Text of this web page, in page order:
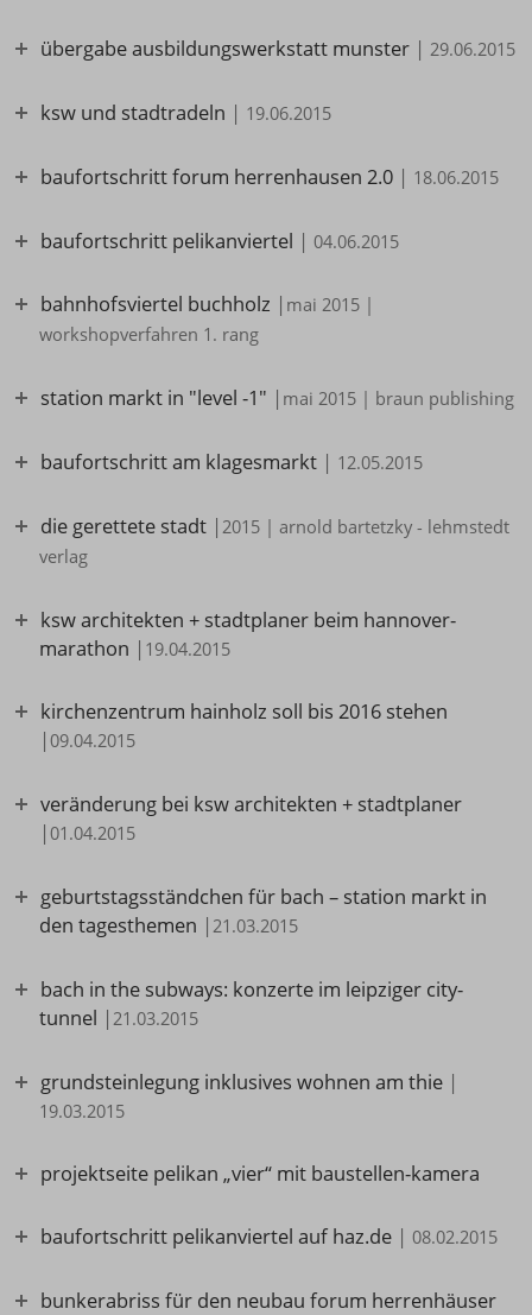
übergabe ausbildungswerkstatt munster | 29.06.2015
ksw und stadtradeln | 19.06.2015
baufortschritt forum herrenhausen 2.0 | 18.06.2015
baufortschritt pelikanviertel | 04.06.2015
bahnhofsviertel buchholz | mai 2015 |
workshopverfahren 1. rang
station markt in "level -1" | mai 2015 | braun publishing
baufortschritt am klagesmarkt | 12.05.2015
die gerettete stadt | 2015 | arnold bartetzky - lehmstedt
verlag
ksw architekten + stadtplaner beim hannover-
marathon | 19.04.2015
kirchenzentrum hainholz soll bis 2016 stehen
| 09.04.2015
veränderung bei ksw architekten + stadtplaner
| 01.04.2015
geburtstagsständchen für bach – station markt in
den tagesthemen | 21.03.2015
bach in the subways: konzerte im leipziger city-
tunnel | 21.03.2015
grundsteinlegung inklusives wohnen am thie |
19.03.2015
projektseite pelikan „vier“ mit baustellen-kamera
baufortschritt pelikanviertel auf haz.de | 08.02.2015
bunkerabriss für den neubau forum herrenhäuser